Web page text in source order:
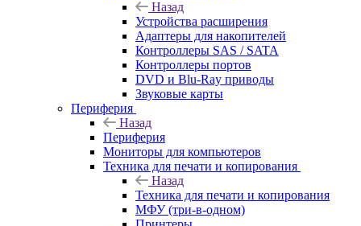
Назад
Устройства расширения
Адаптеры для накопителей
Контроллеры SAS / SATA
Контроллеры портов
DVD и Blu-Ray приводы
Звуковые карты
Периферия
Назад
Периферия
Мониторы для компьютеров
Техника для печати и копирования
Назад
Техника для печати и копирования
МФУ (три-в-одном)